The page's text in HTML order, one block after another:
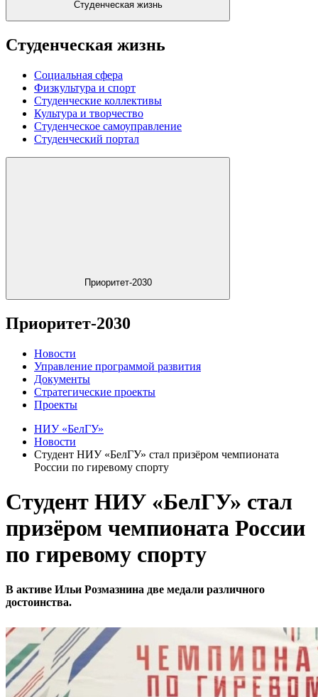
Студенческая жизнь
Студенческая жизнь
Социальная сфера
Физкультура и спорт
Студенческие коллективы
Культура и творчество
Студенческое самоуправление
Студенческий портал
Приоритет-2030
Приоритет-2030
Новости
Управление программой развития
Документы
Стратегические проекты
Проекты
НИУ «БелГУ»
Новости
Студент НИУ «БелГУ» стал призёром чемпионата
России по гиревому спорту
Студент НИУ «БелГУ» стал
призёром чемпионата России
по гиревому спорту
В активе Ильи Розмазнина две медали различного
достоинства.